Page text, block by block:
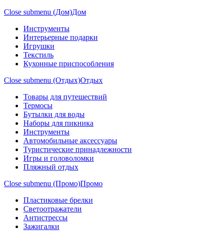
Close submenu (Дом)Дом
Инструменты
Интерьерные подарки
Игрушки
Текстиль
Кухонные приспособления
Close submenu (Отдых)Отдых
Товары для путешествий
Термосы
Бутылки для воды
Наборы для пикника
Инструменты
Автомобильные аксессуары
Туристические принадлежности
Игры и головоломки
Пляжный отдых
Close submenu (Промо)Промо
Пластиковые брелки
Светоотражатели
Антистрессы
Зажигалки